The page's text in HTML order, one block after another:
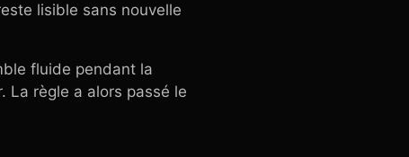
lisible sans nouvelle
fluide pendant la
La règle a alors passé le